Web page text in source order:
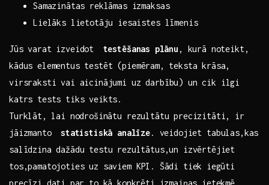
Samazinātas reklāmas izmaksas
Lielāks lietotāju iesaistes ​līmenis
Jūs varat​ izveidot ⁣ testēšanas ⁣plānu , kurā noteikt,
kādus elementus testēt (piemēram,⁢ teksta krāsa,
virsraksti vai aicinājumi uz darbību) un cik ilgi
katrs ‍tests tiks veikts.
Turklāt,⁤ lai nodrošinātu rezultātu precizitāti, ir
jāizmanto ⁢statistiskā⁢ analīze. veidojiet tabulas,kas‌
salīdzina‍ dažādu testu ⁣rezultātus,un izvērtējiet
tos,pamatojoties uz saviem KPI.⁤ Šādi tiek ⁢iegūti